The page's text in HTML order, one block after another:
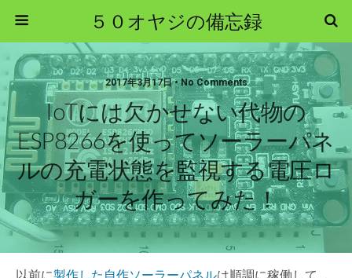
５０オヤジの備忘録
2017年3月17日 • No Comments
IoTには欠かせない代物の
ESP8266を使ってソーラーパネ
ルの充電状態を監視する電圧ロ
ガーを作ってみた！